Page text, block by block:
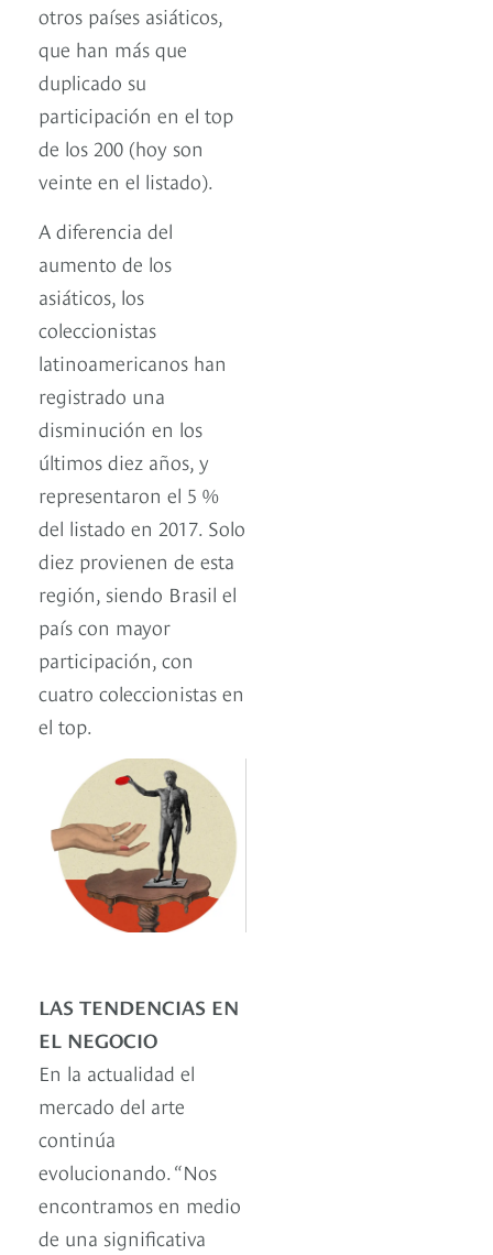
otros países asiáticos,
que han más que
duplicado su
participación en el top
de los 200 (hoy son
veinte en el listado).
A diferencia del
aumento de los
asiáticos, los
coleccionistas
latinoamericanos han
registrado una
disminución en los
últimos diez años, y
representaron el 5 %
del listado en 2017. Solo
diez provienen de esta
región, siendo Brasil el
país con mayor
participación, con
cuatro coleccionistas en
el top.
LAS TENDENCIAS EN
EL NEGOCIO
En la actualidad el
mercado del arte
continúa
evolucionando. “Nos
encontramos en medio
de una significativa